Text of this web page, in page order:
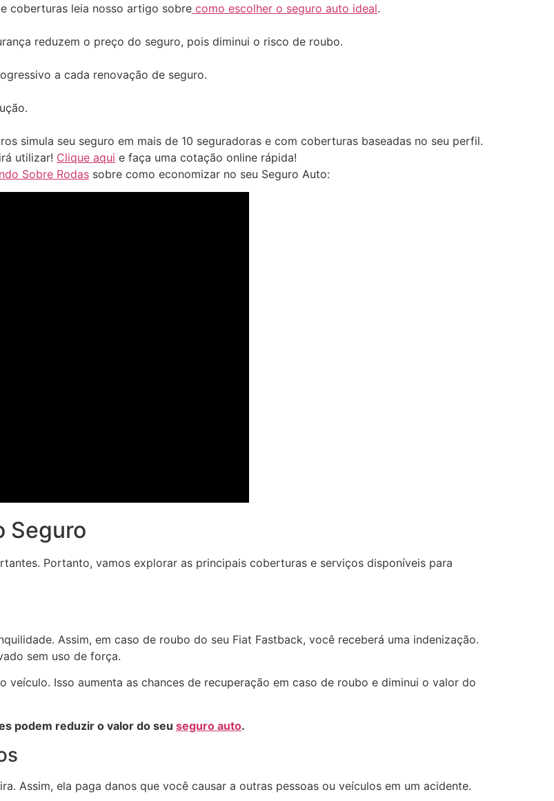
coberturas leia nosso artigo sobre como escolher o seguro auto ideal.
reduzem o preço do seguro, pois diminui o risco de roubo.
a cada renovação de seguro.
simula seu seguro em mais de 10 seguradoras e com coberturas baseadas no seu perfil.
utilizar! Clique aqui e faça uma cotação online rápida!
Sobre Rodas sobre como economizar no seu Seguro Auto:
Seguro
Portanto, vamos explorar as principais coberturas e serviços disponíveis para
Assim, em caso de roubo do seu Fiat Fastback, você receberá uma indenização.
sem uso de força.
Isso aumenta as chances de recuperação em caso de roubo e diminui o valor do
podem reduzir o valor do seu seguro auto.
Assim, ela paga danos que você causar a outras pessoas ou veículos em um acidente.